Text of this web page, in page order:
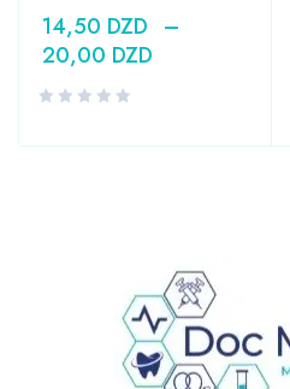
14,50 DZD –
20,00 DZD